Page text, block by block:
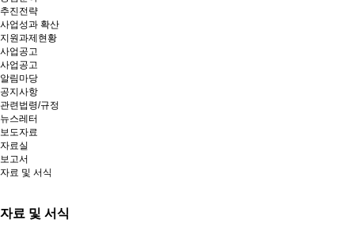
추진전략
사업성과 확산
지원과제현황
사업공고
사업공고
알림마당
공지사항
관련법령/규정
뉴스레터
보도자료
자료실
보고서
자료 및 서식
자료 및 서식